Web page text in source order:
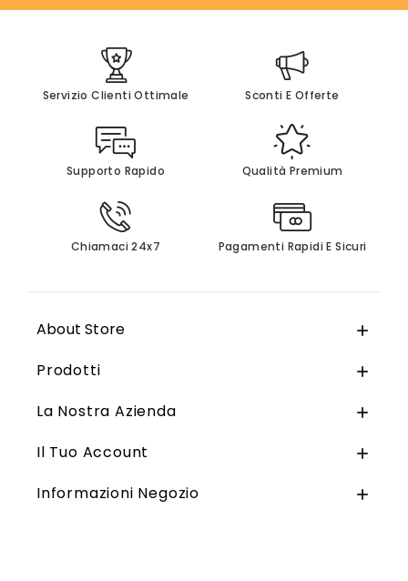
Servizio Clienti Ottimale Sconti E Offerte
Supporto Rapido Qualità Premium
Chiamaci 24x7 Pagamenti Rapidi E Sicuri
About Store 
Prodotti 
La Nostra Azienda 
Il Tuo Account 
Informazioni Negozio 